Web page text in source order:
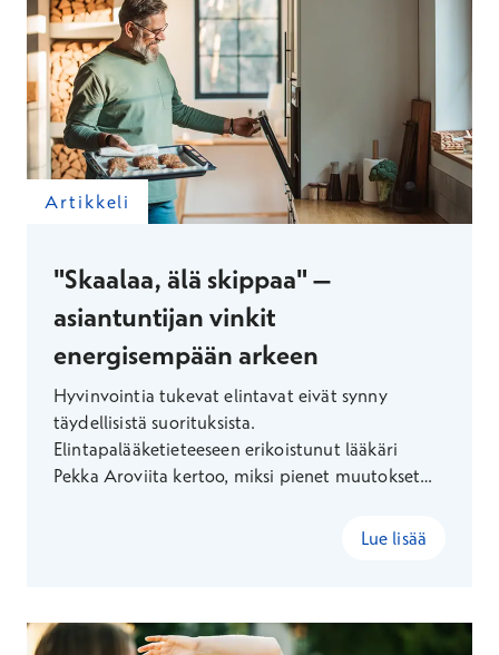
Artikkeli
"Skaalaa, älä skippaa" –
asiantuntijan vinkit
energisempään arkeen
Hyvinvointia tukevat elintavat eivät synny
täydellisistä suorituksista.
Elintapalääketieteeseen erikoistunut lääkäri
Pekka Aroviita kertoo, miksi pienet muutokset
ruokailutottumuksia, lisätä liikuntaa ja vahvistaa
Lue lisää